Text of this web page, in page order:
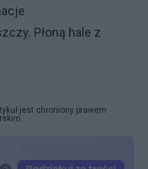
Płoną hale z
jest chroniony prawem